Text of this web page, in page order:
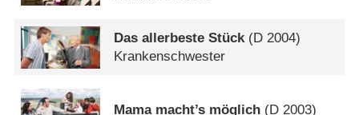
Das allerbeste Stück(D 2004)
Krankenschwester
Mama macht’s möglich (D 2003)